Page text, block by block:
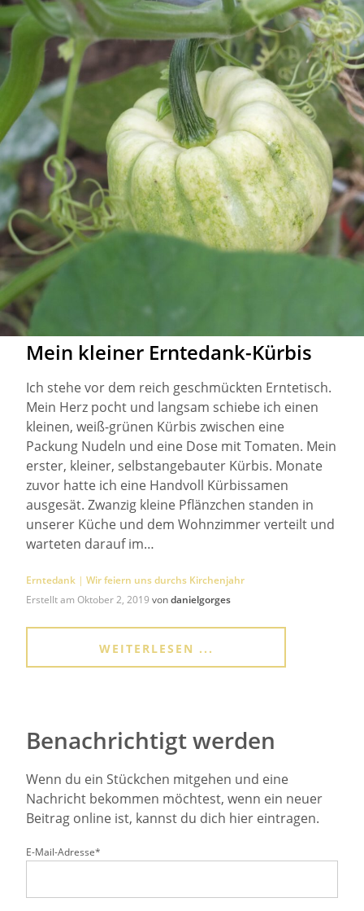
Mein kleiner Erntedank-Kürbis
Ich stehe vor dem reich geschmückten Erntetisch.
Mein Herz pocht und langsam schiebe ich einen
kleinen, weiß-grünen Kürbis zwischen eine
Packung Nudeln und eine Dose mit Tomaten. Mein
erster, kleiner, selbstangebauter Kürbis. Monate
zuvor hatte ich eine Handvoll Kürbissamen
ausgesät. Zwanzig kleine Pflänzchen standen in
unserer Küche und dem Wohnzimmer verteilt und
warteten darauf im…
Erntedank | Wir feiern uns durchs Kirchenjahr
Erstellt am Oktober 2, 2019 vondanielgorges
WEITERLESEN ...
Benachrichtigt werden
Wenn du ein Stückchen mitgehen und eine
Nachricht bekommen möchtest, wenn ein neuer
Beitrag online ist, kannst du dich hier eintragen.
E-Mail-Adresse*